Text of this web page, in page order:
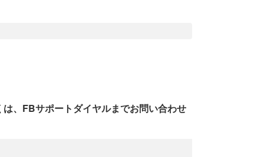
、FBサポートダイヤルまでお問い合わせ